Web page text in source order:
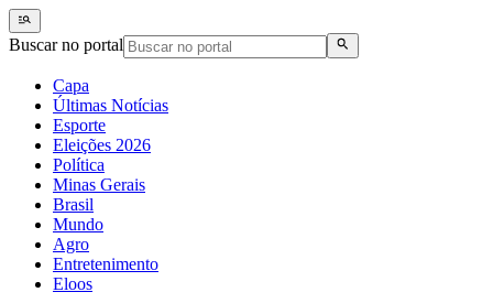
Buscar no portal
Capa
Últimas Notícias
Esporte
Eleições 2026
Política
Minas Gerais
Brasil
Mundo
Agro
Entretenimento
Eloos